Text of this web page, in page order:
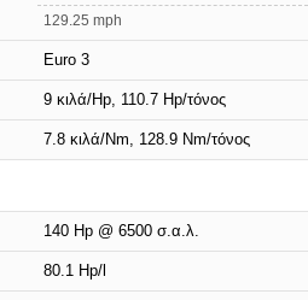
129.25 mph
Euro 3
9 κιλά/Hp, 110.7 Hp/τόνος
7.8 κιλά/Nm, 128.9 Nm/τόνος
140 Hp @ 6500 σ.α.λ.
80.1 Hp/l